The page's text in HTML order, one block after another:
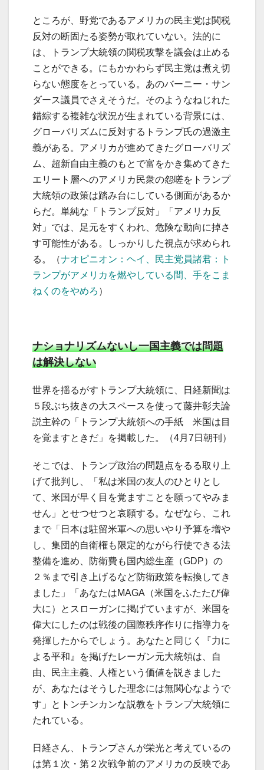
ところが、野党であるアメリカの民主党は関税
反対の断固たる姿勢が取れていない。法的に
は、トランプ大統領の関税攻撃を議会は止める
ことができる。にもかかわらず民主党は煮え切
らない態度をとっている。あのバーニー・サン
ダース議員でさえそうだ。そのようなねじれた
錯綜する複雑な状況が生まれている背景には、
グローバリズムに反対するトランプ氏の過激主
義がある。アメリカが進めてきたグローバリズ
ム、超新自由主義のもとで富をかき集めてきた
エリート層へのアメリカ民衆の怨嗟をトランプ
大統領の政策は踏み台にしている側面があるか
らだ。単純な「トランプ反対」「アメリカ反
対」では、足元をすくわれ、危険な動向に掉さ
す可能性がある。しっかりした視点が求められ
る。（ナオピニオン：ヘイ、民主党員諸君：ト
ランプがアメリカを燃やしている間、手をこま
ねくのをやめろ ）
ナショナリズムないし一国主義では問題
は解決しない
世界を揺るがすトランプ大統領に、日経新聞は
５段ぶち抜きの大スペースを使って藤井彰夫論
説主幹の「トランプ大統領への手紙 米国は目
を覚ますときだ」を掲載した。（4月7日朝刊）
そこでは、トランプ政治の問題点をるる取り上
げて批判し、「私は米国の友人のひとりとし
て、米国が早く目を覚ますことを願ってやみま
せん」とせつせつと哀願する。なぜなら、これ
まで「日本は駐留米軍への思いやり予算を増や
し、集団的自衛権も限定的ながら行使できる法
整備を進め、防衛費も国内総生産（GDP）の
２％まで引き上げるなど防衛政策を転換してき
ました」「あなたはMAGA（米国をふたたび偉
大に）とスローガンに掲げていますが、米国を
偉大にしたのは戦後の国際秩序作りに指導力を
発揮したからでしょう。あなたと同じく『力に
よる平和』を掲げたレーガン元大統領は、自
由、民主主義、人権という価値を説きました
が、あなたはそうした理念には無関心なようで
す」とトンチンカンな説教をトランプ大統領に
たれている。
日経さん、トランプさんが栄光と考えているの
は第１次・第２次戦争前のアメリカの反映であ